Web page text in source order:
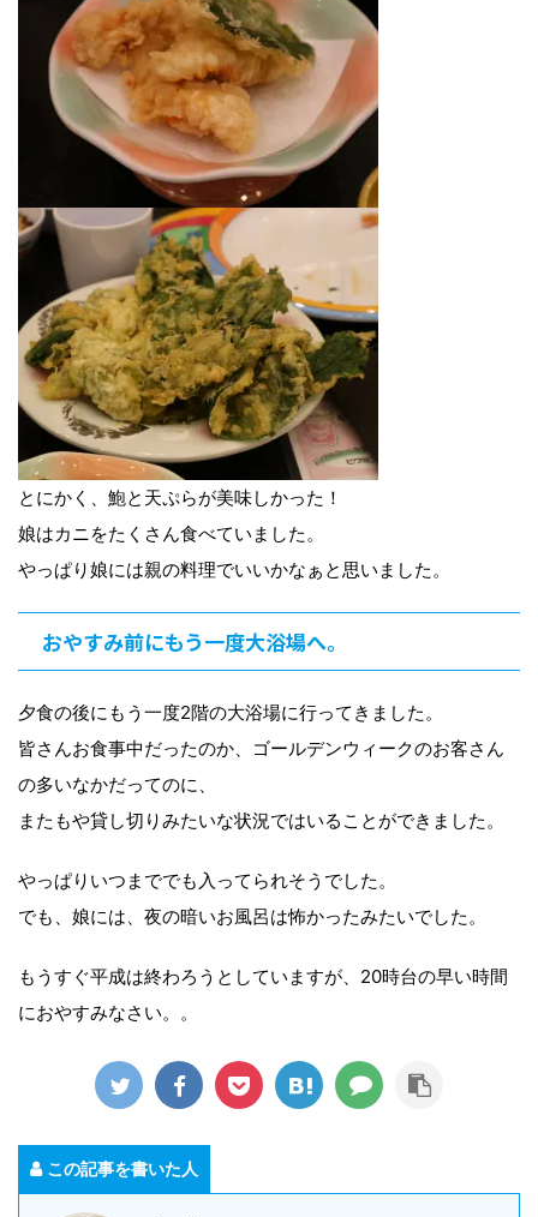
とにかく、鮑と天ぷらが美味しかった！
娘はカニをたくさん食べていました。
やっぱり娘には親の料理でいいかなぁと思いました。
おやすみ前にもう一度大浴場へ。
夕食の後にもう一度2階の大浴場に行ってきました。
皆さんお食事中だったのか、ゴールデンウィークのお客さん
の多いなかだってのに、
またもや貸し切りみたいな状況ではいることができました。
やっぱりいつまででも入ってられそうでした。
でも、娘には、夜の暗いお風呂は怖かったみたいでした。
もうすぐ平成は終わろうとしていますが、20時台の早い時間
におやすみなさい。。
この記事を書いた人